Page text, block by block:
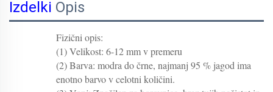
Izdelki Opis
Fizični opis:
(1) Velikost: 6-12 mm v premeru
(2) Barva: modra do črne, najmanj 95 % jagod ima
enotno barvo v celotni količini.